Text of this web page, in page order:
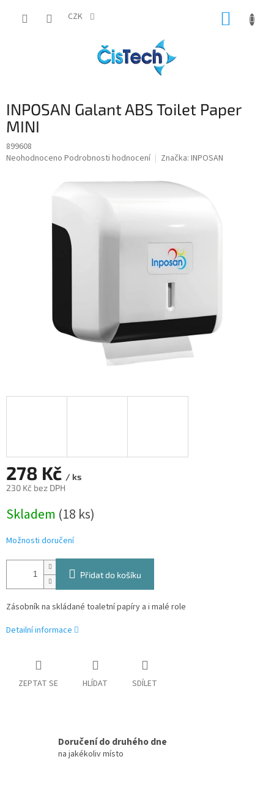
CZK
INPOSAN Galant ABS Toilet Paper
MINI
899608
Průměrné
Neohodnoceno Podrobnosti hodnocení Značka: INPOSAN
278 Kč / ks
230 Kč bez DPH
cena:
Skladem (18 ks)
Možnosti doručení
Přidat do košíku
Zásobník na skládané toaletní papíry a i malé role
Detailní informace
ZEPTAT SE HLÍDAT SDÍLET
Doručení do druhého dne
na jakékoliv místo